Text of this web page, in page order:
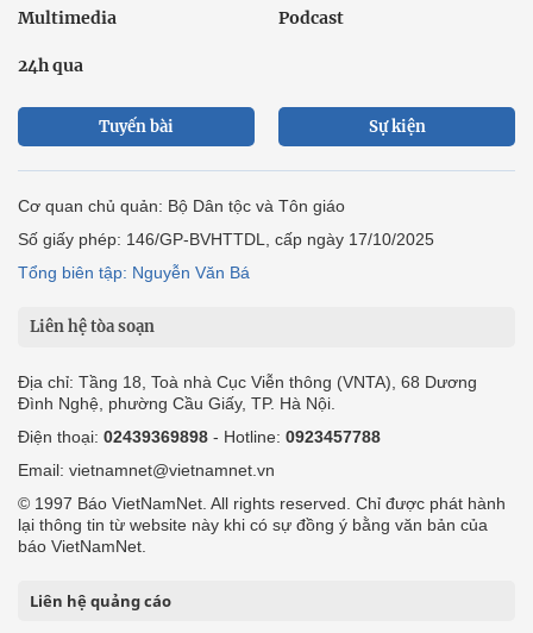
Multimedia Podcast
24h qua
Tuyến bài Sự kiện
Cơ quan chủ quản: Bộ Dân tộc và Tôn giáo
Số giấy phép: 146/GP-BVHTTDL, cấp ngày 17/10/2025
Tổng biên tập: Nguyễn Văn Bá
Liên hệ tòa soạn
Địa chỉ: Tầng 18, Toà nhà Cục Viễn thông (VNTA), 68 Dương
Đình Nghệ, phường Cầu Giấy, TP. Hà Nội.
Điện thoại: 02439369898 - Hotline: 0923457788
Email: vietnamnet@vietnamnet.vn
© 1997 Báo VietNamNet. All rights reserved. Chỉ được phát hành
lại thông tin từ website này khi có sự đồng ý bằng văn bản của
báo VietNamNet.
Liên hệ quảng cáo